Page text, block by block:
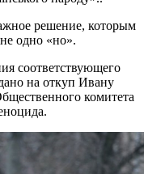
решение, которым
одно «но».
соответствующего
на откуп Ивану
комитета